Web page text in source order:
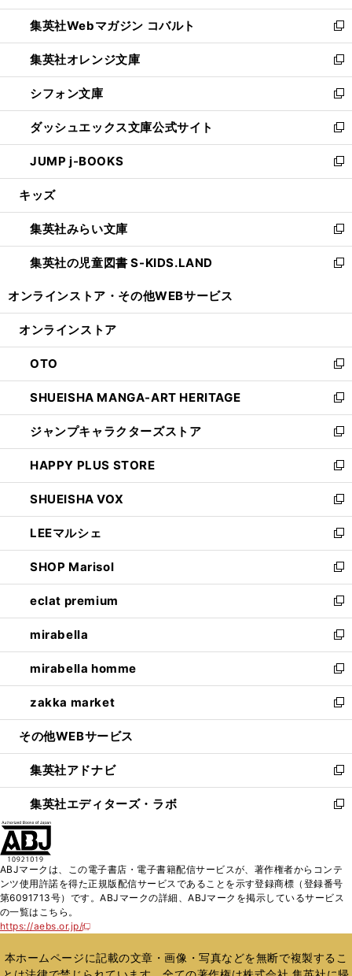
開
く
ウ
で
開
く
ン
ド
ウ
で
開
く
ウ
ィ
ン
ド
ウ
で
開
く
集英社Webマガジン コバルト
新
し
い
ウ
ィ
ン
ド
ウ
で
開
集英社オレンジ文庫
新
し
い
ウ
ィ
ン
ド
ウ
開
く
シフォン文庫
新
し
い
ウ
ィ
ン
ウ
で
開
く
ダッシュエックス文庫公式サイト
新
し
い
ウ
ン
ド
ウ
で
JUMP j-BOOKS
新
し
ウ
ィ
ン
ド
開
キッズ
集英社みらい文庫
新
し
い
ン
ウ
で
開
く
集英社の児童図書 S-KIDS.LAND
新
ウ
ン
ド
ウ
で
開
く
オンラインストア・ その他WEBサービス
オンラインストア
OTO
新
し
い
ウ
ィ
ン
ド
ウ
で
開
く
SHUEISHA MANGA-ART HERITAGE
新
し
い
ウ
ィ
ン
ド
ウ
で
開
く
ジャンプキャラクターズストア
新
し
い
ウ
ィ
ン
ド
ウ
で
開
く
HAPPY PLUS STORE
新
し
い
ウ
ィ
ン
ド
ウ
で
開
く
SHUEISHA VOX
新
し
い
ウ
ィ
ン
ド
ウ
で
開
く
LEEマルシェ
新
し
い
ウ
ィ
ン
ド
ウ
で
開
く
SHOP Marisol
新
し
い
ウ
ィ
ン
ド
ウ
で
開
eclat premium
新
し
い
ウ
ィ
ン
ド
ウ
開
く
mirabella
新
し
い
ウ
ィ
ン
ウ
で
開
く
mirabella homme
新
し
い
ウ
ン
ド
ウ
で
zakka market
新
し
ウ
ィ
ン
ド
く
その他WEBサービス
集英社アドナビ
新
し
い
ド
ウ
で
集英社エディターズ・ラボ
新
ィ
ン
ド
開
く
ABJマークは、この電子書店・電子書籍配信サービスが、著作権者からコンテ
ンツ使用許諾を得た正規版配信サービスであることを示す登録商標（登録番号
第6091713号）です。ABJマークの詳細、ABJマークを掲示しているサービス
の一覧はこちら。
https://aebs.or.jp/
新
い
ウ
本ホームページに記載の文章・画像・写真などを無断で複製するこ